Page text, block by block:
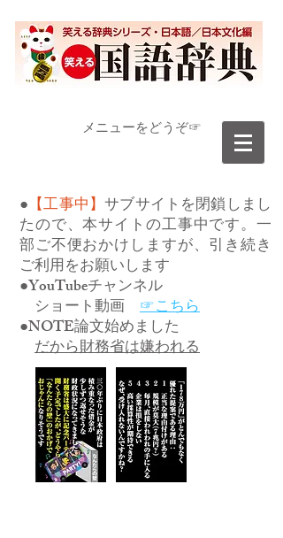
​メニューをどうぞ☞
● 【工事中】サブサイトを閉鎖しまし
たので、本サイトの工事中です。一
部ご不便おかけしますが、引き続き
ご利用をお願いします
●YouTubeチャンネル
ショート動画 ☞こちら
●NOTE論文始めました
だから財務省は嫌われる